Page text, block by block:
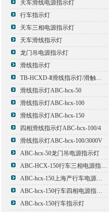
天车滑线电源指示灯
行车指示灯
天车三相电源指示灯
天车滑线指示灯
龙门吊电源指示灯
滑线指示灯
TB-HCXD-Ⅱ滑线指示灯/滑触线指示灯
滑线指示灯ABC-hcx-50
滑线指示灯ABC-hcx-100
滑线指示灯ABC-hcx-150
四相滑线指示灯ABC-hcx-100/4
滑线指示灯ABC-hcx-100/3000V
ABC-hcx-50龙门吊电源指示灯
ABC-HCX-150行车三相电源指示灯
ABC-hcx-150上海产行车电源指示灯
ABC-hcx-150行车四相电源指示灯
ABC-hcx-150行车指示灯